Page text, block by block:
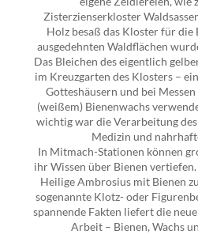
Zisterzienserkloster
Holz besaß das Kloster für die
ausgedehnten Waldflächen
Das Bleichen des eigentlich
im Kreuzgarten des Klosters –
Gotteshäusern und bei
(weißem) Bienenwachs
wichtig war die Verarbeitung
Medizin und
In Mitmach-Stationen können
ihr Wissen über Bienen
Heilige Ambrosius mit Bienen
sogenannte Klotz- oder
spannende Fakten liefert die
Arbeit – Bienen, Wachs